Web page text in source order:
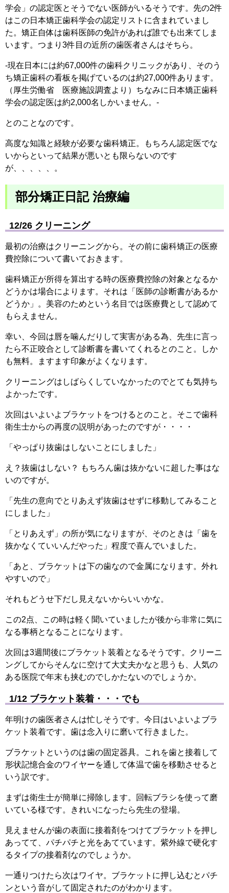
学会」の認定医とそうでない医師がいるそうです。先の2件
はこの日本矯正歯科学会の認定リストに含まれていまし
た。矯正自体は歯科医師の免許があれば誰でも出来てしま
います。つまり3件目の近所の歯医者さんはそちら。
-現在日本には約67,000件の歯科クリニックがあり、そのう
ち矯正歯科の看板を掲げているのは約27,000件あります。
（厚生労働省 医療施設調査より）ちなみに日本矯正歯科
学会の認定医は約2,000名しかいません。-
とのことなのです。
高度な知識と経験が必要な歯科矯正。もちろん認定医でな
いからといって結果が悪いとも限らないのです
が、、、、、。
部分矯正日記 治療編
12/26 クリーニング
最初の治療はクリーニングから。その前に歯科矯正の医療
費控除について書いておきます。
歯科矯正が所得を算出する時の医療費控除の対象となるか
どうかは場合によります。それは「医師の診断書があるか
どうか」。美容のためという名目では医療費として認めて
もらえません。
幸い、今回は唇を噛んだりして実害がある為、先生に言っ
たら不正咬合として診断書を書いてくれるとのこと。しか
も無料。ますます印象がよくなります。
クリーニングはしばらくしていなかったのでとても気持ち
よかったです。
次回はいよいよブラケットをつけるとのこと。そこで歯科
衛生士からの再度の説明があったのですが・・・・
「やっぱり抜歯はしないことにしました」
え？抜歯はしない？ もちろん歯は抜かないに超した事はな
いのですが。
「先生の意向でとりあえず抜歯はせずに移動してみること
にしました」
「とりあえず」の所が気になりますが、そのときは「歯を
抜かなくていいんだやった」程度で喜んでいました。
「あと、ブラケットは下の歯なので金属になります。外れ
やすいので」
それもどうせ下だし見えないからいいかな。
この2点、この時は軽く聞いていましたが後から非常に気に
なる事柄となることになります。
次回は3週間後にブラケット装着となるそうです。クリーニ
ングしてからそんなに空けて大丈夫かなと思うも、人気の
ある医院で年末も挟むのでしかたないのでしょうか。
1/12 ブラケット装着・・・でも
年明けの歯医者さんは忙しそうです。今日はいよいよブラ
ケット装着です。歯は念入りに磨いて行きました。
ブラケットというのは歯の固定器具。これを歯と接着して
形状記憶合金のワイヤーを通して体温で歯を移動させると
いう訳です。
まずは衛生士が簡単に掃除します。回転ブラシを使って磨
いている様です。きれいになったら先生の登場。
見えませんが歯の表面に接着剤をつけてブラケットを押し
あってて、パチパチと光をあてています。紫外線で硬化す
るタイプの接着剤なのでしょうか。
一通りつけたら次はワイヤ。ブラケットに押し込むとパチ
ンという音がして固定されたのがわかります。